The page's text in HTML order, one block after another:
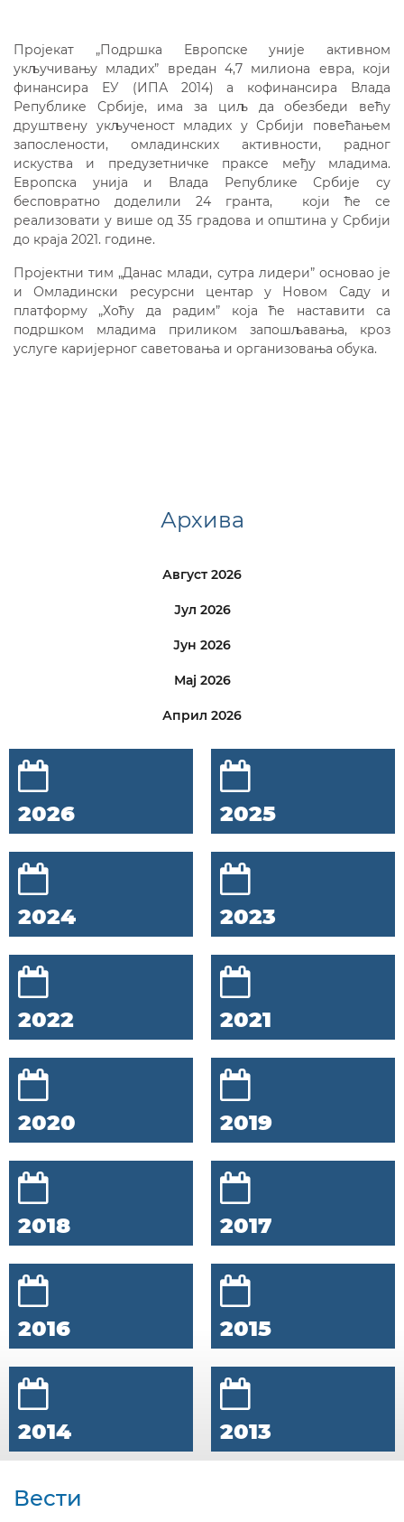
Пројекат „Подршка Европске уније активном
укључивању младих” вредан 4,7 милиона евра, који
финансира ЕУ (ИПА 2014) а кофинансира Влада
Републике Србије, има за циљ да обезбеди већу
друштвену укљученост младих у Србији повећањем
запослености, омладинских активности, радног
искуства и предузетничке праксе међу младима.
Европска унија и Влада Републике Србије су
бесповратно доделили 24 гранта, који ће се
реализовати у више од 35 градова и општина у Србији
до краја 2021. године.
Пројектни тим „Данас млади, сутра лидери” основао је
и Омладински ресурсни центар у Новом Саду и
платформу „Хоћу да радим” која ће наставити са
подршком младима приликом запошљавања, кроз
услуге каријерног саветовања и организовања обука.
Архива
Август 2026
Јул 2026
Јун 2026
Мај 2026
Април 2026
2026 2025
2024 2023
2022 2021
2020 2019
2018 2017
2016 2015
2014 2013
Вести